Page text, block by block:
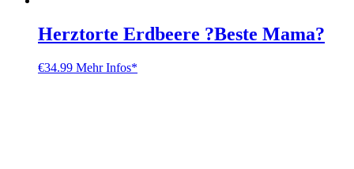
Herztorte Erdbeere ?Beste Mama?
€34.99 Mehr Infos*